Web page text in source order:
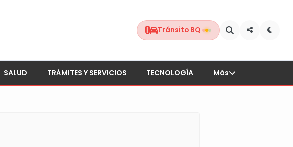
Tránsito BQ
SALUD TRÁMITES Y SERVICIOS TECNOLOGÍA Más